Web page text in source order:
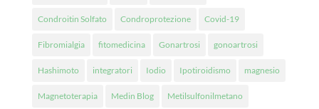
Condroitin Solfato Condroprotezione Covid-19
Fibromialgia fitomedicina Gonartrosi gonoartrosi
Hashimoto integratori Iodio Ipotiroidismo magnesio
Magnetoterapia Medin Blog Metilsulfonilmetano